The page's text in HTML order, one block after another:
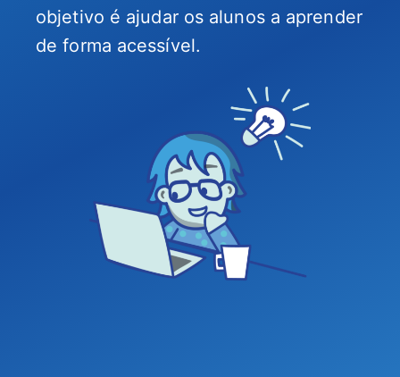
objetivo é ajudar os alunos a aprender
de forma acessível.